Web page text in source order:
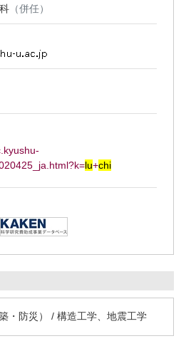
（併任）
lu+chi
・防災） / 構造工学、地震工学